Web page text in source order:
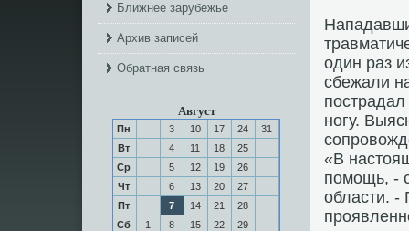
Ближнее зарубежье
Архив записей
Обратная связь
Август
Пн 3 10 17 24
31
Вт
4 11 18
25
Ср
5 12 19
26
Чт
6 13 20
27
Пт
7 14 21
28
Сб
1 8 15 22
29
один раз
сбежали
ногу.
«В
помощь, -
области. -